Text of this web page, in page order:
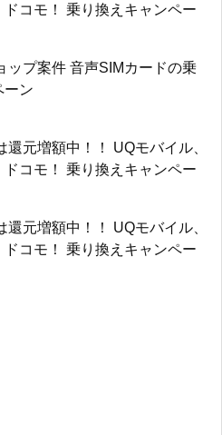
ドコモ！ 乗り換えキャンペー
ップ案件 音声SIMカードの乗
ーン
還元増額中！！ UQモバイル、
ドコモ！ 乗り換えキャンペー
還元増額中！！ UQモバイル、
ドコモ！ 乗り換えキャンペー